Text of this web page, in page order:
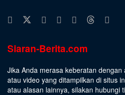
Siaran-Berita.com
Jika Anda merasa keberatan dengan
atau video yang ditampilkan di situs
atau alasan lainnya, silakan hubungi